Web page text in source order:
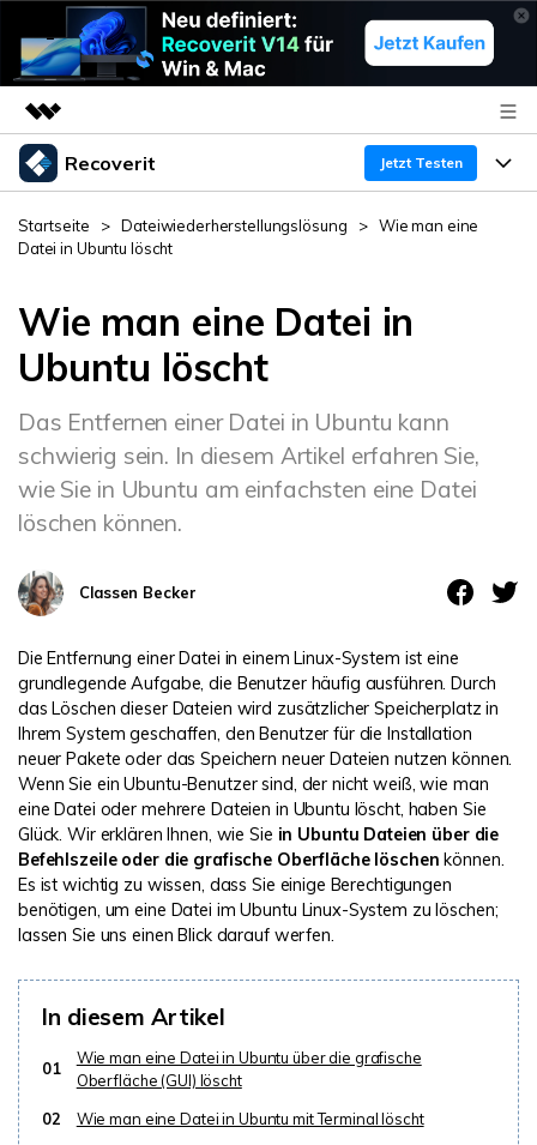
Top-Produkte
Dienstprogramme
Business
Lösungen
Support
Recoverit Jetzt Testen
Produkte
Recoverit für Windows
Recoverit für Mac
Recoverit kostenlos
Verlorene/gel?schte Daten kostenlos
wiederherstellen
Kostenlos Testen
Wiederherstellung von Laufwerken
Exklusive Wiederherstellungsl?sungen
Dokumente wiederherstellen
Datenverlust-Szenarien
ALLE FUNKTIONEN ENTDECKEN
Experte für Datenrettung
Kundengeschichten
Aktuelles Thema
Guide
Startseite > Dateiwiederherstellungslösung > Wie man eine
Datei in Ubuntu löscht
Wie man eine Datei in
Ubuntu löscht
Das Entfernen einer Datei in Ubuntu kann
schwierig sein. In diesem Artikel erfahren Sie,
wie Sie in Ubuntu am einfachsten eine Datei
löschen können.
Classen Becker
Die Entfernung einer Datei in einem Linux-System ist eine
grundlegende Aufgabe, die Benutzer häufig ausführen. Durch
das Löschen dieser Dateien wird zusätzlicher Speicherplatz in
Ihrem System geschaffen, den Benutzer für die Installation
neuer Pakete oder das Speichern neuer Dateien nutzen können.
Wenn Sie ein Ubuntu-Benutzer sind, der nicht weiß, wie man
eine Datei oder mehrere Dateien in Ubuntu löscht, haben Sie
Glück. Wir erklären Ihnen, wie Sie in Ubuntu Dateien über die
Befehlszeile oder die grafische Oberfläche löschen können.
Es ist wichtig zu wissen, dass Sie einige Berechtigungen
benötigen, um eine Datei im Ubuntu Linux-System zu löschen;
lassen Sie uns einen Blick darauf werfen.
In diesem Artikel
01
Wie man eine Datei in Ubuntu über die grafische
Oberfläche (GUI) löscht
02
Wie man eine Datei in Ubuntu mit Terminal löscht